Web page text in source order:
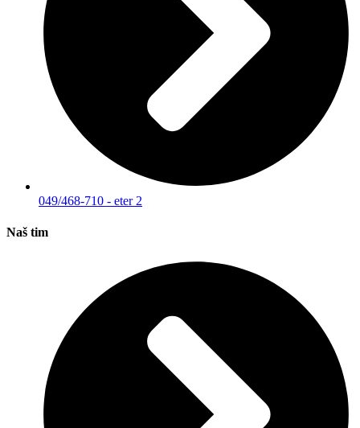
049/468-710 - eter 2
Naš tim